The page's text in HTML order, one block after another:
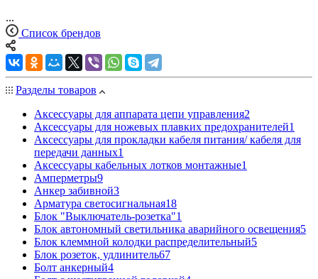
...
Список брендов
Разделы товаров
Аксессуары для аппарата цепи управления2
Аксессуары для ножевых плавких предохранителей1
Аксессуары для прокладки кабеля питания/ кабеля для
передачи данных1
Аксессуары кабельных лотков монтажные1
Амперметры9
Анкер забивной3
Арматура светосигнальная18
Блок "Выключатель-розетка"1
Блок автономный светильника аварийного освещения5
Блок клеммной колодки распределительный5
Блок розеток, удлинитель67
Болт анкерный4